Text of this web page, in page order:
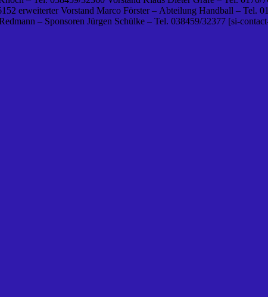
erweiterter Vorstand Marco Förster – Abteilung Handball – Tel.
– Sponsoren Jürgen Schülke – Tel. 038459/32377 [si-